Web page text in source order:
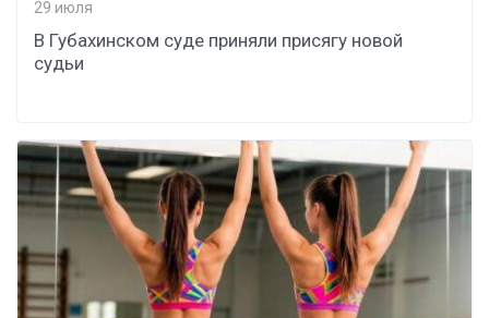
29 июля
В Губахинском суде приняли присягу новой
судьи